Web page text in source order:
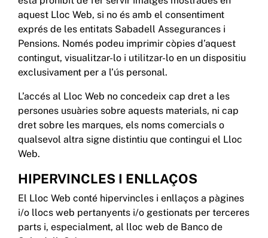
aquest Lloc Web, si no és amb el consentiment
exprés de les entitats Sabadell Assegurances i
Pensions. Només podeu imprimir còpies d’aquest
contingut, visualitzar-lo i utilitzar-lo en un dispositiu
exclusivament per a l’ús personal.
L’accés al Lloc Web no concedeix cap dret a les
persones usuàries sobre aquests materials, ni cap
dret sobre les marques, els noms comercials o
qualsevol altra signe distintiu que contingui el Lloc
Web.
HIPERVINCLES I ENLLAÇOS
El Lloc Web conté hipervincles i enllaços a pàgines
i/o llocs web pertanyents i/o gestionats per terceres
parts i, especialment, al lloc web de Banco de